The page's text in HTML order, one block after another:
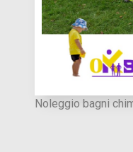
Noleggio bagni